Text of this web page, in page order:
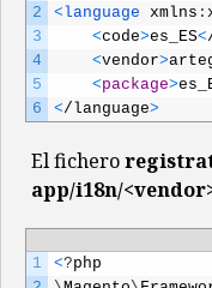
2
3
4
5
6
<language xmlns :
<code>es_ES<
<vendor>
<package>
</language>
El fichero
app/i18n/
1
<?php